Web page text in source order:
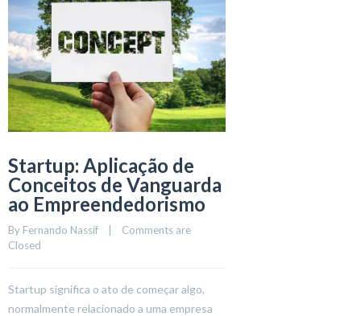
Startup: Aplicação de
Conceitos de Vanguarda
ao Empreendedorismo
By Fernando Nassif
Comments are
Closed
Startup significa o ato de começar algo,
normalmente relacionado a uma empresa